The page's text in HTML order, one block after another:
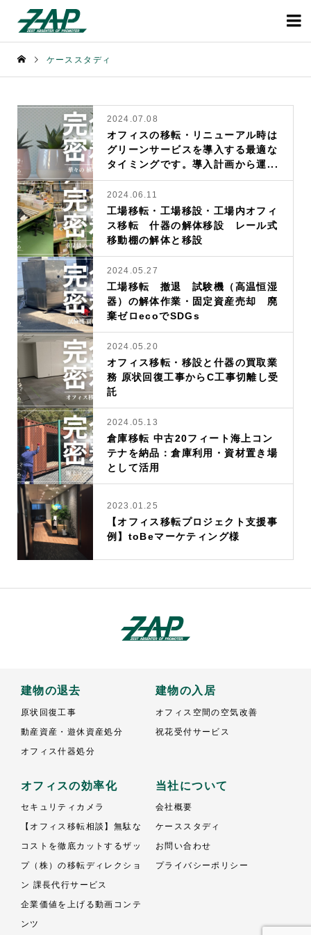

ケーススタディ
2024.07.08
オフィスの移転・リニューアル時は
グリーンサービスを導入する最適な
タイミングです。導入計画から運...
2024.06.11
工場移転・工場移設・工場内オフィ
ス移転 什器の解体移設 レール式
移動棚の解体と移設
2024.05.27
工場移転 撤退 試験機（高温恒湿
器）の解体作業・固定資産売却 廃
棄ゼロecoでSDGs
2024.05.20
オフィス移転・移設と什器の買取業
務 原状回復工事からC工事切離し受
託
2024.05.13
倉庫移転 中古20フィート海上コン
テナを納品：倉庫利用・資材置き場
として活用
2023.01.25
【オフィス移転プロジェクト支援事
例】toBeマーケティング様
建物の退去
原状回復工事
動産資産・遊休資産処分
オフィス什器処分
建物の入居
オフィス空間の空気改善
祝花受付サービス
オフィスの効率化
セキュリティカメラ
【オフィス移転相談】無駄な
コストを徹底カットするザッ
プ（株）の移転ディレクショ
ン 課長代行サービス
企業価値を上げる動画コンテ
ンツ
当社について
会社概要
ケーススタディ
お問い合わせ
プライバシーポリシー